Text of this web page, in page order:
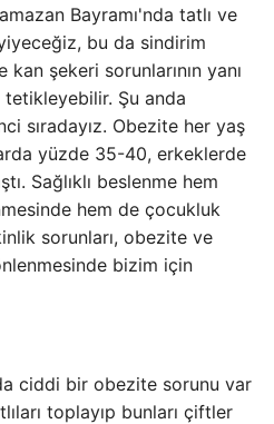
Bayramı'nda tatlı ve
bu da sindirim
şekeri sorunlarının yanı
tetikleyebilir. Şu anda
sıradayız. Obezite her yaş
yüzde 35-40, erkeklerde
Sağlıklı beslenme hem
hem de çocukluk
sorunları, obezite ve
bizim için
ciddi bir obezite sorunu var
toplayıp bunları çiftler